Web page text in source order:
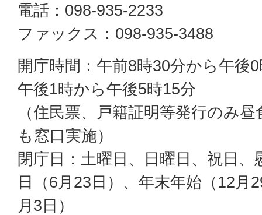
電話：098-935-2233
ファックス：098-935-3488
開庁時間：午前8時30分から午後
午後1時から午後5時15分
（住民票、戸籍証明等発行のみ昼
も窓口実施）
閉庁日：土曜日、日曜日、祝日、
日（6月23日）、年末年始（12月
月3日）